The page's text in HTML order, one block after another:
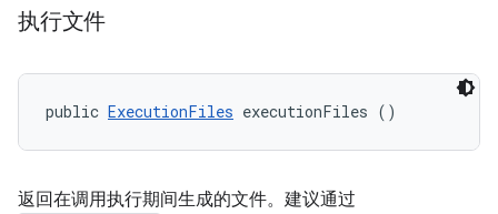
执行文件
public ExecutionFiles executionFiles ()
返回在调用执行期间生成的文件。建议通过